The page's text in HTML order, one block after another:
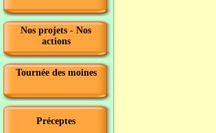
Nos projets - Nos
actions
Tournée des moines
Préceptes